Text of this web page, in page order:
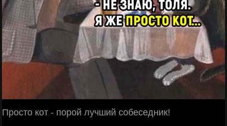
Просто кот - порой лучший собеседник!